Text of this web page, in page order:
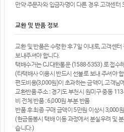
만약 주문자와 입금자명이 다른 경우 고객센터
교환 및 반품 정보
교환 및 반품은 수령한 후 7일 이내로, 고객센
보내주셔야 합니다.
택배수거는 CJ대한통운 (1588-5353) 로 접수
(타택배사 이용시 반드시 선불로 보내 주셔야
편도비용(3,000원)이 초과하는 금액이, 고객님
교환반품 주소 : 경기도 부천시 원미구 중동
비 전체 반품 : 6,000원 부분 반품
반품 후 최종 구매 금액이 5만원 이상시 3,000
(현금동봉시 택배 이동 과정에서 분실우려 및
습니다.)